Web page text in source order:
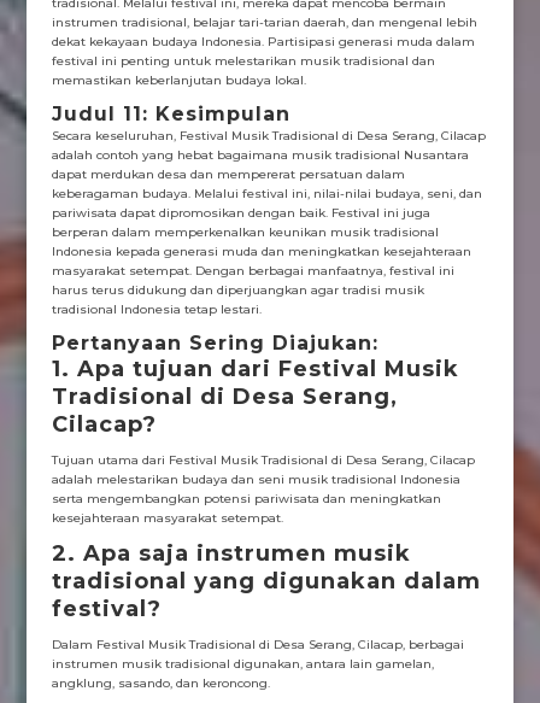
instrumen tradisional, belajar tari-tarian daerah, dan mengenal lebih
dekat kekayaan budaya Indonesia. Partisipasi generasi muda dalam
festival ini penting untuk melestarikan musik tradisional dan
memastikan keberlanjutan budaya lokal.
Judul 11: Kesimpulan
Secara keseluruhan, Festival Musik Tradisional di Desa Serang, Cilacap
adalah contoh yang hebat bagaimana musik tradisional Nusantara
dapat merdukan desa dan mempererat persatuan dalam
keberagaman budaya. Melalui festival ini, nilai-nilai budaya, seni, dan
pariwisata dapat dipromosikan dengan baik. Festival ini juga
berperan dalam memperkenalkan keunikan musik tradisional
Indonesia kepada generasi muda dan meningkatkan kesejahteraan
masyarakat setempat. Dengan berbagai manfaatnya, festival ini
harus terus didukung dan diperjuangkan agar tradisi musik
tradisional Indonesia tetap lestari.
Pertanyaan Sering Diajukan:
1. Apa tujuan dari Festival Musik
Tradisional di Desa Serang,
Cilacap?
Tujuan utama dari Festival Musik Tradisional di Desa Serang, Cilacap
adalah melestarikan budaya dan seni musik tradisional Indonesia
serta mengembangkan potensi pariwisata dan meningkatkan
kesejahteraan masyarakat setempat.
2. Apa saja instrumen musik
tradisional yang digunakan dalam
festival?
Dalam Festival Musik Tradisional di Desa Serang, Cilacap, berbagai
instrumen musik tradisional digunakan, antara lain gamelan,
angklung, sasando, dan keroncong.